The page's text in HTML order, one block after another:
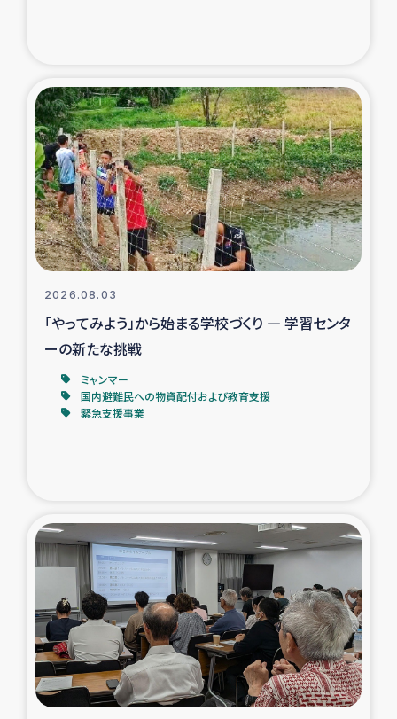
スリランカの南北女性をつなぐサリー・リサイクル・プロ
ジェクト
復興支援事業
民際教育事業
女性グループPIFWANITAによる食品加工事業
ガザ人道支援
令和6年能登半島地震 緊急支援
国内避難民への物資配付および教育支援
漁民によるマングローブ植林活動
レバノンでのシリア難民への食糧・越冬支援
レバノンにおける緊急支援
レバノンでのシリア難民への教育支援事業
2026.08.03
「やってみよう」から始まる学校づくり ― 学習センタ
ーの新たな挑戦
ミャンマー
国内避難民への物資配付および教育支援
緊急支援事業